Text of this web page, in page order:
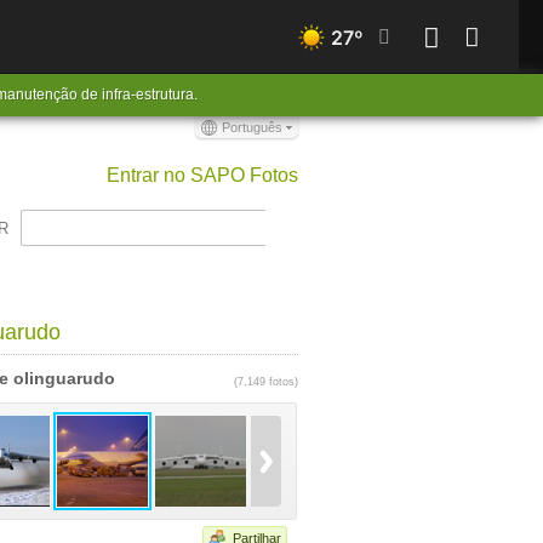
27º
de infra-estrutura.
Português
Entrar no SAPO Fotos
olinguarudo (7,149 fotos)
Partilhar